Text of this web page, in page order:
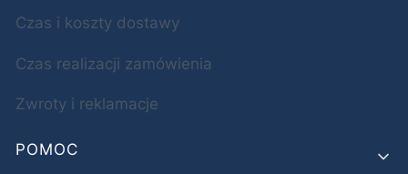
Czas i koszty dostawy
Czas realizacji zamówienia
Zwroty i reklamacje
POMOC